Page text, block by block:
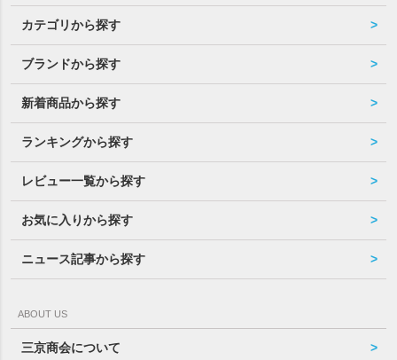
カテゴリから探す
ブランドから探す
新着商品から探す
ランキングから探す
レビュー一覧から探す
お気に入りから探す
ニュース記事から探す
ABOUT US
三京商会について